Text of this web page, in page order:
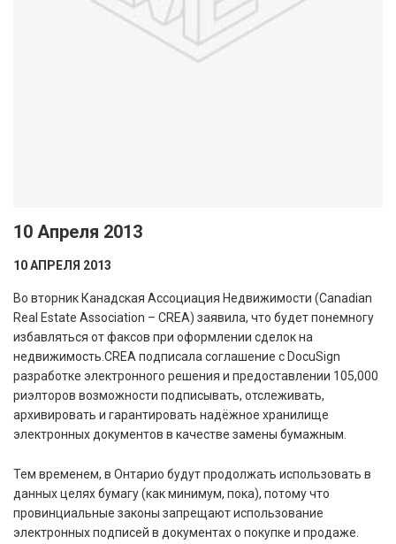
10 Апреля 2013
10 АПРЕЛЯ 2013
Во вторник Канадская Ассоциация Недвижимости (Canadian
Real Estate Association – CREA) заявила, что будет понемногу
избавляться от факсов при оформлении сделок на
недвижимость.CREA подписала соглашение с DocuSign
разработке электронного решения и предоставлении 105,000
риэлторов возможности подписывать, отслеживать,
архивировать и гарантировать надёжное хранилище
электронных документов в качестве замены бумажным.
Тем временем, в Онтарио будут продолжать использовать в
данных целях бумагу (как минимум, пока), потому что
провинциальные законы запрещают использование
электронных подписей в документах о покупке и продаже.